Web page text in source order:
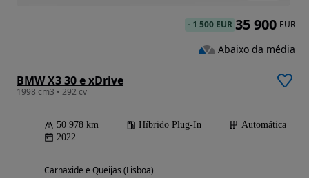
BMW X3 30 e xDrive
1998 cm3 • 292 cv
50 978 km Híbrido Plug-In
Automática
2022
Carnaxide e Queijas (Lisboa)
- 1 500 EUR 35 900 EUR
Abaixo da média